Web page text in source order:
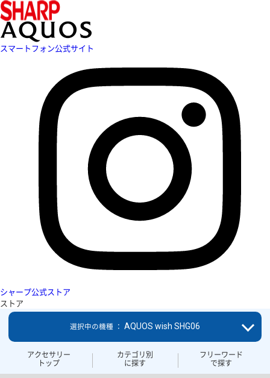
スマートフォン公式サイト
シャープ公式ストア
ストア
アクセサリー
トップ
カテゴリ別
に探す
フリーワード
で探す
選択中の機種 ： AQUOS wish SHG06